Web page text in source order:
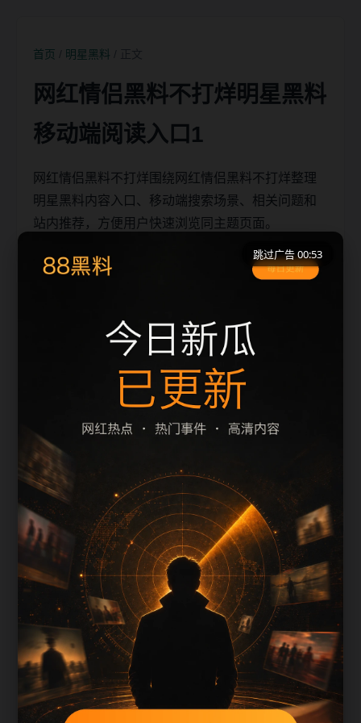
首页 明星黑料
网红情侣黑料不打烊明星黑料
移动端阅读入口1
网红情侣黑料不打烊围绕网红情侣黑料不打烊整理
明星黑料内容入口、移动端搜索场景、相关问题和
站内推荐，方便用户快速浏览同主题页面。
网红情侣黑料不打烊相关页面通常需要先判断标
题、摘要和栏目是否一致。本页围绕明星黑料整理
阅读入口，减少用户在手机端反复返回搜索结果的
页面保留清晰的栏目路径、站内推荐和 sitemap 入
口，方便继续浏览同主题内容。
内容归集说明
网红情侣黑料不打烊会按栏目持续补充新内容，标
题、description、正文摘要和图片说明保持同一主
题，避免无关词堆砌。
后续采集或 AI 生成内容时，每篇应不少于 650 字，
并配套主题图、alt/title 和同类推荐。
跳过广告 00:53